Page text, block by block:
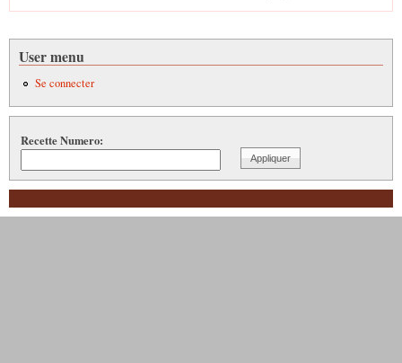
User menu
Se connecter
Recette Numero: